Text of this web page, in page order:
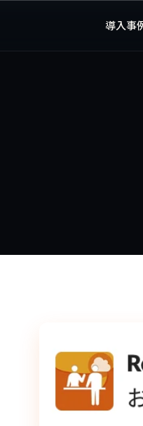
導入事